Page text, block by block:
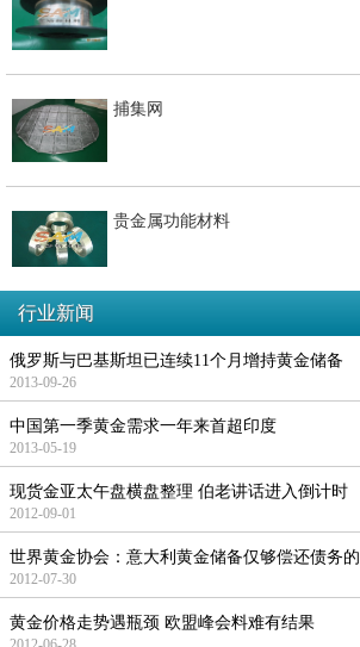
捕集网
贵金属功能材料
行业新闻
俄罗斯与巴基斯坦已连续11个月增持黄金储备
2013-09-26
中国第一季黄金需求一年来首超印度
2013-05-19
现货金亚太午盘横盘整理 伯老讲话进入倒计时
2012-09-01
世界黄金协会：意大利黄金储备仅够偿还债务
2012-07-30
黄金价格走势遇瓶颈 欧盟峰会料难有结果